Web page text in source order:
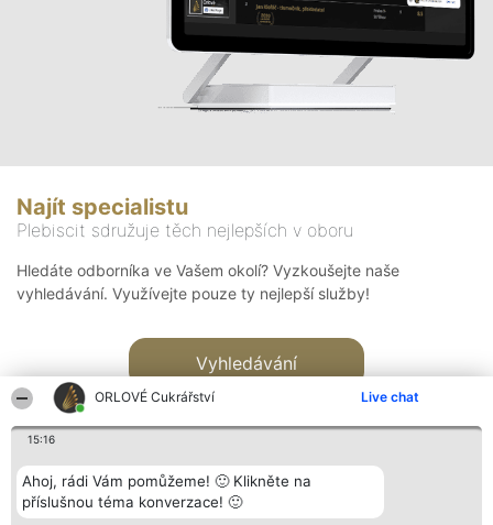
ORLOVÉ Cukrářství Live chat
15:16
Ahoj, rádi Vám pomůžeme! 🙂 Klikněte na
příslušnou téma konverzace! 🙂
Najít specialistu
Plebiscit sdružuje těch nejlepších v oboru
Hledáte odborníka ve Vašem okolí? Vyzkoušejte naše
vyhledávání. Využívejte pouze ty nejlepší služby!
Vyhledávání